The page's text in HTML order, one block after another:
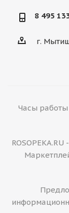
8 495
г.
Часы